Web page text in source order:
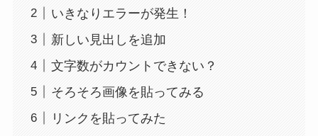
いきなりエラーが発生！
新しい見出しを追加
文字数がカウントできない？
そろそろ画像を貼ってみる
リンクを貼ってみた